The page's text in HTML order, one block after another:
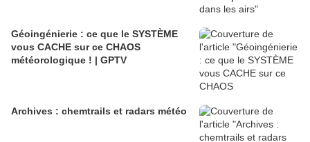
Géoingénierie : ce que le SYSTÈME
vous CACHE sur ce CHAOS
météorologique ! | GPTV
Archives : chemtrails et radars météo